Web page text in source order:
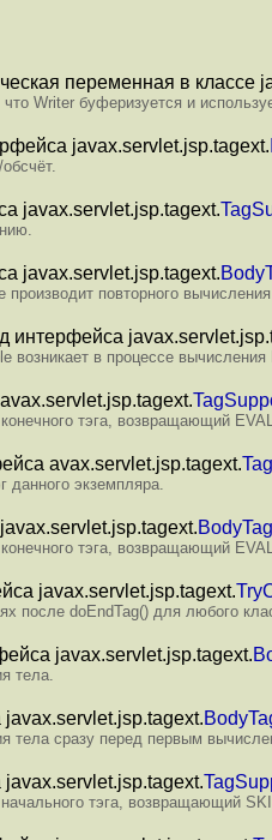
переменная в классе
Writer буферизуется и
javax.servlet.jsp.tagext.
javax.servlet.jsp.tagext.
javax.servlet.jsp.tagext.
повторного
интерфейса
возникает в процессе
тэга, возвращающий
avax.servlet.jsp.tagext.Tag
данного экземпляра.
тэга, возвращающий
javax.servlet.jsp.tagext.
после doEndTag() для любого
javax.servlet.jsp.tagext.
тела.
javax.servlet.jsp.tagext.
тела сразу перед первым
javax.servlet.jsp.tagext.
тэга, возвращающий